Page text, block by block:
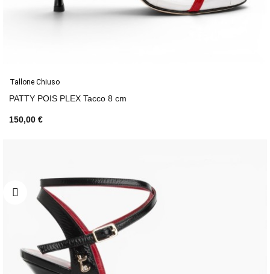
Tallone Chiuso
PATTY POIS PLEX Tacco 8 cm
150,00 €